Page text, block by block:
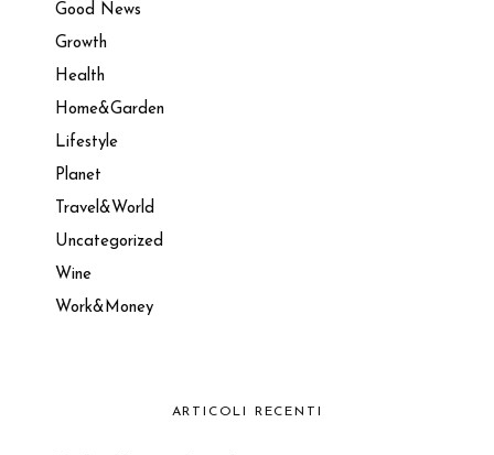
Good News
Growth
Health
Home&Garden
Lifestyle
Planet
Travel&World
Uncategorized
Wine
Work&Money
ARTICOLI RECENTI